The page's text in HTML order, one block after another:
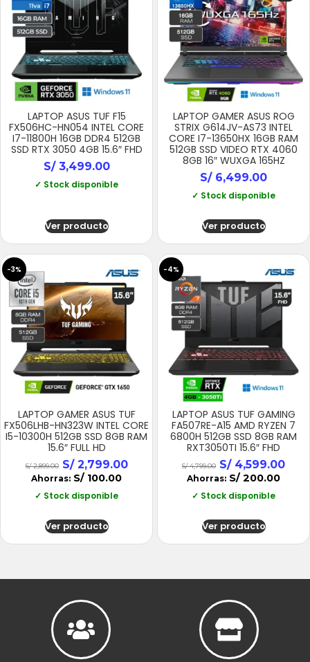
LAPTOP ASUS TUF F15
FX506HC-HN054 INTEL CORE
I7-11800H 16GB DDR4 512GB
SSD RTX 3050 4GB 15.6″ FHD
S/3,499.00
✓ Stock disponible
Ver producto
LAPTOP GAMER ASUS ROG
STRIX G614JV-AS73 INTEL
CORE I7-13650HX 16GB RAM
512GB SSD VIDEO RTX 4060
8GB 16″ WUXGA 165HZ
S/6,499.00
✓ Stock disponible
Ver producto
-3%
LAPTOP GAMER ASUS TUF
FX506LHB-HN323W INTEL CORE
I5-10300H 512GB SSD 8GB RAM
15.6″ FULL HD
S/2,899.00 S/2,799.00
Ahorras: S/ 100.00
✓ Stock disponible
Ver producto
-4%
LAPTOP ASUS TUF GAMING
FA507RE-A15 AMD RYZEN 7
6800H 512GB SSD 8GB RAM
RXT3050TI 15.6″ FHD
S/4,799.00 S/4,599.00
Ahorras: S/ 200.00
✓ Stock disponible
Ver producto